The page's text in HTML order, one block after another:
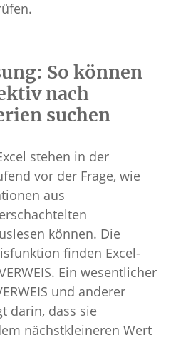
So können
nach
suchen
stehen in der
vor der Frage, wie
aus
können. Die
finden Excel-
Ein wesentlicher
und anderer
darin, dass sie
nächstkleineren Wert